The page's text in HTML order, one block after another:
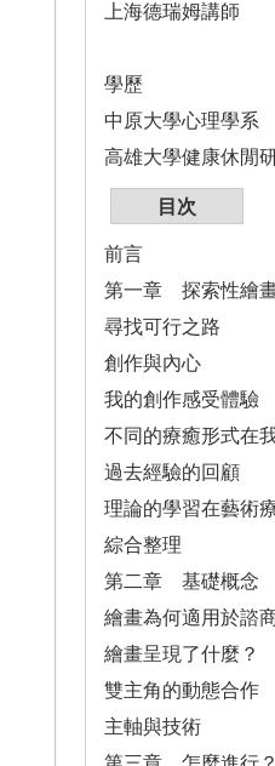
上海德瑞姆講師
學歷
中原大學心理學系
高雄大學健康休閒
目次
前言
第一章 探索性繪
尋找可行之路
創作與內心
我的創作感受體驗
不同的療癒形式在
過去經驗的回顧
理論的學習在藝術
綜合整理
第二章 基礎概念
繪畫為何適用於諮
繪畫呈現了什麼？
雙主角的動態合作
主軸與技術